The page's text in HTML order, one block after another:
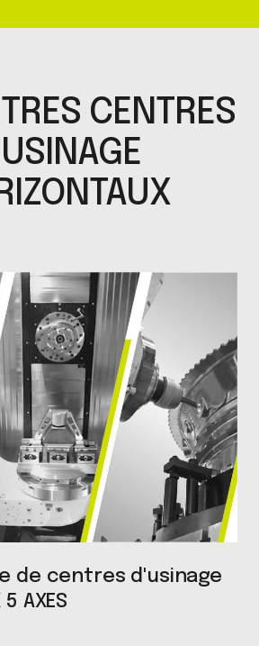
CENTRES
de centres d'usinage
5 AXES